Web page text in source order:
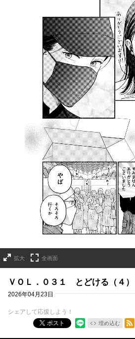
拡大 全画面
ＶＯＬ．０３１ とどける（４）
2026年04月23日
シェアして応援しよう！
ポスト
埋め込む
RSSフィード